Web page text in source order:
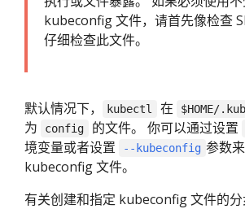
kubeconfig 文件，请首先像检查
仔细检查此文件。
默认情况下， kubectl 在 $HOME/
为
config 的文件。 你可以通过设置
境变量或者设置
--kubeconfig 参数
kubeconfig 文件。
有关创建和指定 kubeconfig 文件的